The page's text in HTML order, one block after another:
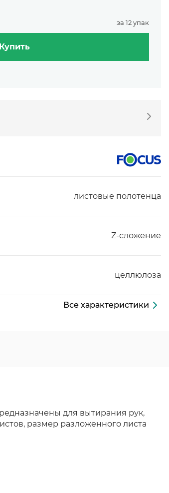
за 12 упак
Купить
листовые полотенца
Z-сложение
целлюлоза
Все характеристики
для вытирания рук,
размер разложенного листа